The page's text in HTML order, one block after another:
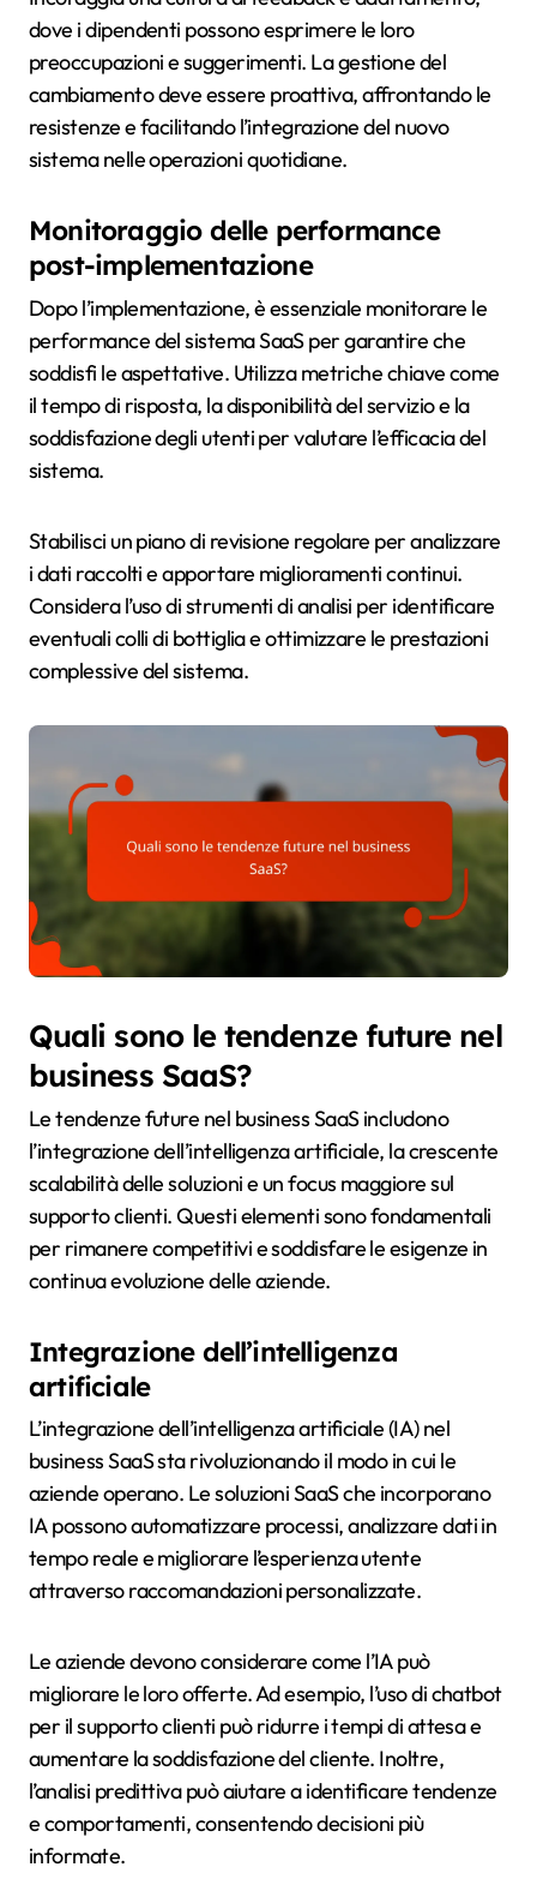
dove i dipendenti possono esprimere le loro
preoccupazioni e suggerimenti. La gestione del
cambiamento deve essere proattiva, affrontando le
resistenze e facilitando l’integrazione del nuovo
sistema nelle operazioni quotidiane.
Monitoraggio delle performance
post-implementazione
Dopo l’implementazione, è essenziale monitorare le
performance del sistema SaaS per garantire che
soddisfi le aspettative. Utilizza metriche chiave come
il tempo di risposta, la disponibilità del servizio e la
soddisfazione degli utenti per valutare l’efficacia del
sistema.
Stabilisci un piano di revisione regolare per analizzare
i dati raccolti e apportare miglioramenti continui.
Considera l’uso di strumenti di analisi per identificare
eventuali colli di bottiglia e ottimizzare le prestazioni
complessive del sistema.
Quali sono le tendenze future nel
business SaaS?
Le tendenze future nel business SaaS includono
l’integrazione dell’intelligenza artificiale, la crescente
scalabilità delle soluzioni e un focus maggiore sul
supporto clienti. Questi elementi sono fondamentali
per rimanere competitivi e soddisfare le esigenze in
continua evoluzione delle aziende.
Integrazione dell’intelligenza
artificiale
L’integrazione dell’intelligenza artificiale (IA) nel
business SaaS sta rivoluzionando il modo in cui le
aziende operano. Le soluzioni SaaS che incorporano
IA possono automatizzare processi, analizzare dati in
tempo reale e migliorare l’esperienza utente
attraverso raccomandazioni personalizzate.
Le aziende devono considerare come l’IA può
migliorare le loro offerte. Ad esempio, l’uso di chatbot
per il supporto clienti può ridurre i tempi di attesa e
aumentare la soddisfazione del cliente. Inoltre,
l’analisi predittiva può aiutare a identificare tendenze
e comportamenti, consentendo decisioni più
informate.